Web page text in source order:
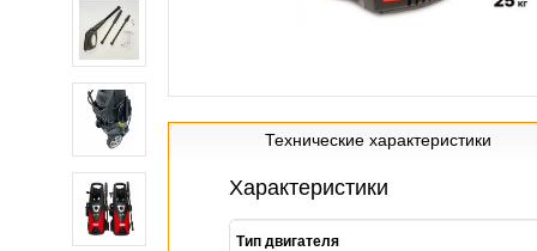
Технические характеристики
Характеристики
Тип двигателя